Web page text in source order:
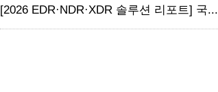
[2026 EDR·NDR·XDR 솔루션 리포트] 국...